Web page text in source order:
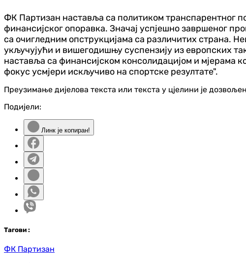
ФК Партизан наставља са политиком транспарентног
финансијског опоравка. Значај успјешно завршеног
са очигледним опструкцијама са различитих страна.
укључујући и вишегодишњу суспензију из европских
наставља са финансијском консолидацијом и мјерама
фокус усмјери искључиво на спортске резултате".
Преузимање дијелова текста или текста у цјелини је
Подијели:
Линк је копиран!
Тагови :
ФК Партизан